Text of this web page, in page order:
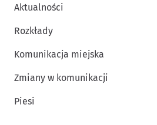
Aktualności
Rozkłady
Komunikacja miejska
Zmiany w komunikacji
Piesi